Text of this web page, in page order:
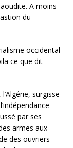
A moins
du
occidental
ce que dit
surgisse
par ses
armes aux
des ouvriers